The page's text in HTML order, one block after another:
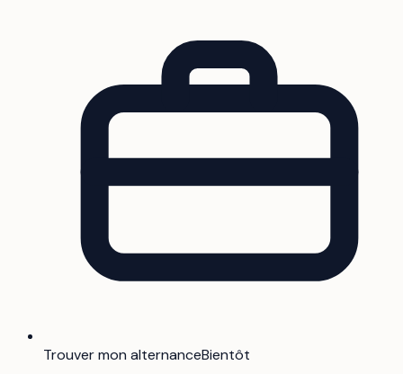
Trouver mon alternanceBientôt